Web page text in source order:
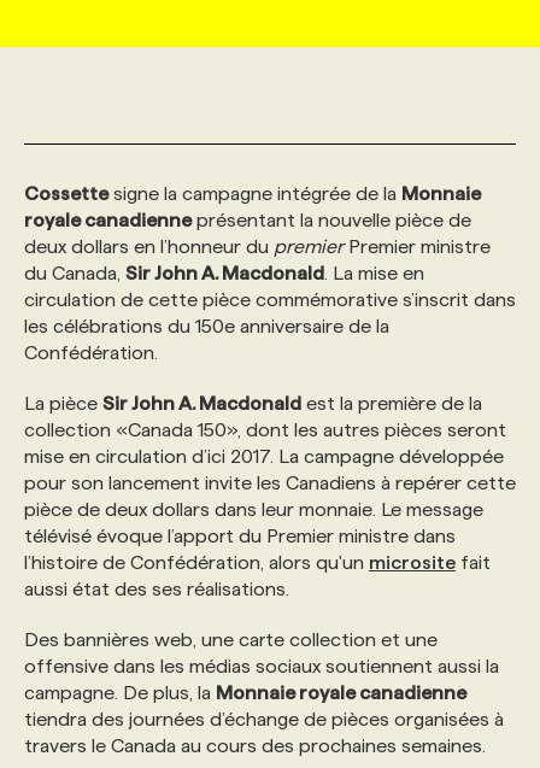
AFFAIRES DE L'INDUSTRIE
INITIATIVES NUMÉRIQUES
PRIX ET DISTINCTIONS
WEB & MÉDIAS SOCIAUX
MARKETING DURABLE
GEO/SEO
NOS AUTEUR‧RICES
INFOLETTRE PUBLICITÉ
ANNONCEZ AVEC NOUS
CONSULTER LA CVTHÈQUE
PROFIL ENTREPRISE
FAQ
VOIR LES OFFRES
PROFIL CANDIDAT
FAQ
ANNONCEZ AVEC NOUS
NOS FORMATIONS EN LIGNE
NOS PARCOURS DE FORMATIONS
FORMATIONS PERSONNALISÉES
POURQUOI CHOISIR NOS FORMATIONS
NOS TARIFS
PROGRAMMES DE SUBVENTIONS
FAQ
ANNONCEZ AVEC NOUS
CHASSE DE TÊTE
SERVICE DE CHASSE DE TÊTE
NOS TARIFS
FAQ
ANNONCEZ AVEC NOUS
Cossettesigne la campagne intégrée de la Monnaie
royale canadienneprésentant la nouvelle pièce de
deux dollars en l’honneur du premierPremier ministre
du Canada, Sir John A. Macdonald . La mise en
circulation de cette pièce commémorative s’inscrit dans
les célébrations du 150e anniversaire de la
Confédération.
La pièce Sir John A. Macdonald est la première de la
collection «Canada 150», dont les autres pièces seront
mise en circulation d’ici 2017. La campagne développée
pour son lancement invite les Canadiens à repérer cette
pièce de deux dollars dans leur monnaie. Le message
télévisé évoque l’apport du Premier ministre dans
l’histoire de Confédération, alors qu'un microsite fait
aussi état des ses réalisations.
Des bannières web, une carte collection et une
offensive dans les médias sociaux soutiennent aussi la
campagne. De plus, la Monnaie royale canadienne
tiendra des journées d’échange de pièces organisées à
travers le Canada au cours des prochaines semaines.